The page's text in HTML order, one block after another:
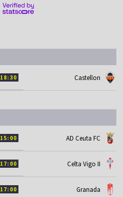
18:30 Castellon
15:00 AD Ceuta FC
17:00 Celta Vigo II
17:00 Granada